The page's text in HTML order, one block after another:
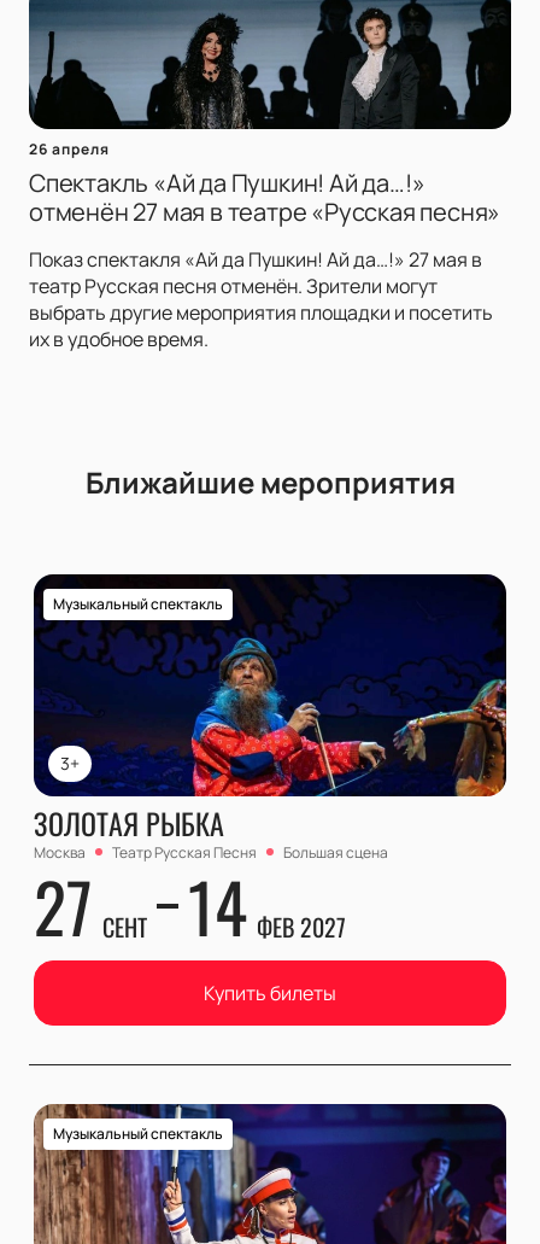
26 апреля
Спектакль «Ай да Пушкин! Ай да…!»
отменён 27 мая в театре «Русская песня»
Показ спектакля «Ай да Пушкин! Ай да…!» 27 мая в
театр Русская песня отменён. Зрители могут
выбрать другие мероприятия площадки и посетить
их в удобное время.
Ближайшие мероприятия
3+
Музыкальный спектакль
ЗОЛОТАЯ РЫБКА
Москва Театр Русская Песня Большая сцена
27 СЕНТ 14 ФЕВ 2027
Купить билеты
Музыкальный спектакль